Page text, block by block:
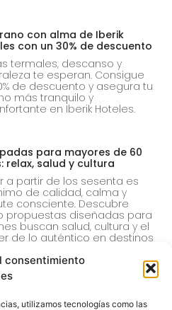
consentimiento
utilizamos tecnologías como las
con alma de Iberik
con un 30% de descuento
termales, descanso y
te esperan. Consigue
de descuento y asegura tu
más tranquilo y
en Iberik Hoteles.
para mayores de 60
relax, salud y cultura
a partir de los sesenta es
de calidad, calma y
consciente. Descubre
propuestas diseñadas para
buscan salud, cultura y el
de lo auténtico en destinos